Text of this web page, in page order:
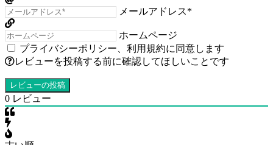
メールアドレス*
ホームページ
プライバシーポリシー
利用規約に同意します
レビューを投稿する前に確認してほしいことです
0 レビュー